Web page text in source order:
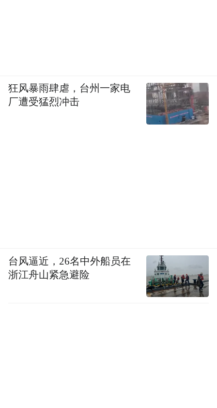
狂风暴雨肆虐，台州一家电
厂遭受猛烈冲击
台风逼近，26名中外船员在
浙江舟山紧急避险